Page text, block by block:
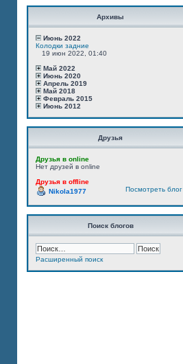
Архивы
Июнь 2022
Колодки задние
19 июн 2022, 01:40
Май 2022
Июнь 2020
Апрель 2019
Май 2018
Февраль 2015
Июнь 2012
Друзья
Друзья в online
Нет друзей в online
Друзья в offline
Посмотреть блог
Nikola1977
Поиск блогов
Расширенный поиск